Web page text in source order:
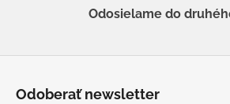
Odosielame do
Odoberať newsletter